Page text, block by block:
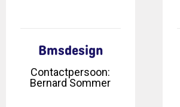
Bmsdesign
Contactpersoon:
Bernard Sommer